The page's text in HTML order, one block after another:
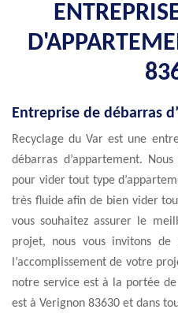
Entreprise de débarras
Recyclage du Var est une
débarras d’appartement.
pour vider tout type
très fluide afin de bien vider
vous souhaitez assurer le
projet, nous vous invitons
l’accomplissement de votre
notre service est à la portée
est à Verignon 83630 et dans